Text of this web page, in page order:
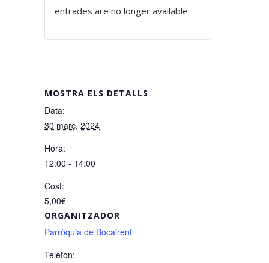
MOSTRA ELS DETALLS
Data:
30 març, 2024
Hora:
12:00 - 14:00
Cost:
5,00€
ORGANITZADOR
Parròquia de Bocairent
Telèfon:
entrades are no longer available